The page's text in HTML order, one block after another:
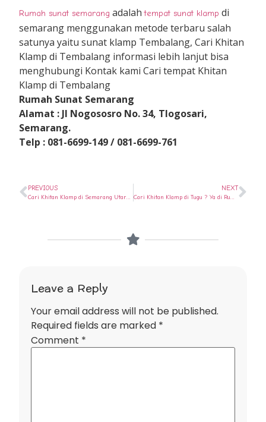
Rumah sunat semarang adalahtempat sunat klamp di
semarang menggunakan metode terbaru salah
satunya yaitu sunat klamp Tembalang, Cari Khitan
Klamp di Tembalang informasi lebih lanjut bisa
menghubungi Kontak kami Cari tempat Khitan
Klamp di Tembalang
Rumah Sunat Semarang
Alamat : Jl Nogososro No. 34, Tlogosari,
Semarang.
Telp : 081-6699-149 / 081-6699-761
PREVIOUS NEXT
Leave a Reply
Your email address will not be published.
Required fields are marked *
Comment *